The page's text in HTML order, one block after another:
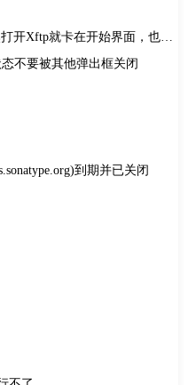
Xftp使用一直正常，但有一天突然打开Xftp就卡在开始界面，也无法打开默认的桌面文件夹。
不要被其他弹出框关闭
到期并已关闭